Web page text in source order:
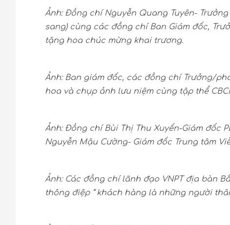
Ảnh: Đồng chí Nguyễn Quang Tuyên-
sang) cùng các đồng chí Ban Giám đốc,
tặng hoa chúc mừng khai trương.
Ảnh: Ban giám đốc, các đồng chí Trưởng/
hoa và chụp ảnh lưu niệm cùng tập thể
Ảnh: Đồng chí Bùi Thị Thu Xuyến-Giám đốc
Nguyễn Mậu Cường- Giám đốc Trung tâm
Ảnh: Các đồng chí lãnh đạo VNPT địa bàn
thông điệp “ khách hàng là những người